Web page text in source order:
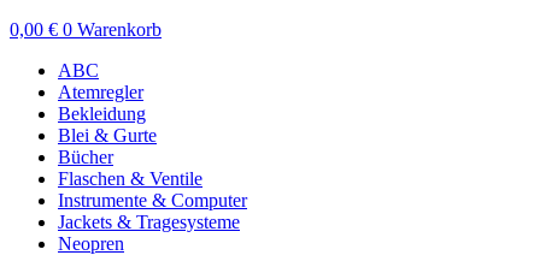
0,00 € 0 Warenkorb
ABC
Atemregler
Bekleidung
Blei & Gurte
Bücher
Flaschen & Ventile
Instrumente & Computer
Jackets & Tragesysteme
Neopren